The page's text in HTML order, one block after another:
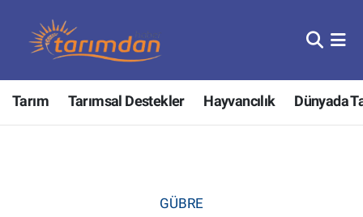
Tarım Tarımsal Destekler Hayvancılık Dünyada
GÜBRE
Tarım
Hayvancılık
Nöbetçi Eczaneler
Hava Durumu